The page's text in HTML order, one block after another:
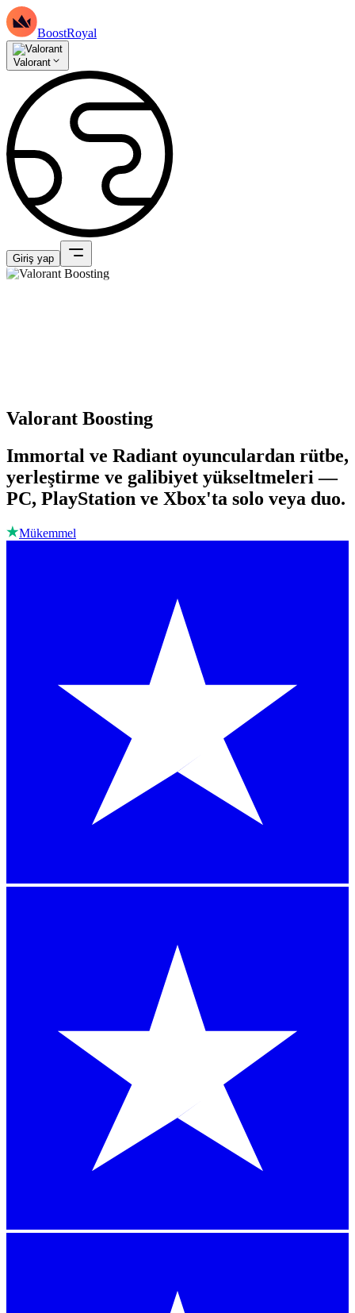
BoostRoyal
Valorant
Giriş yap
Valorant Boosting
Immortal ve Radiant oyunculardan rütbe,
yerleştirme ve galibiyet yükseltmeleri —
PC, PlayStation ve Xbox'ta solo veya duo.
Mükemmel